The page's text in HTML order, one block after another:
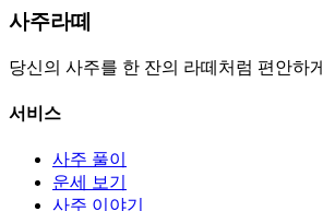
사주라떼
당신의 사주를 한 잔의 라떼처럼 편안하게
서비스
사주 풀이
운세 보기
사주 이야기